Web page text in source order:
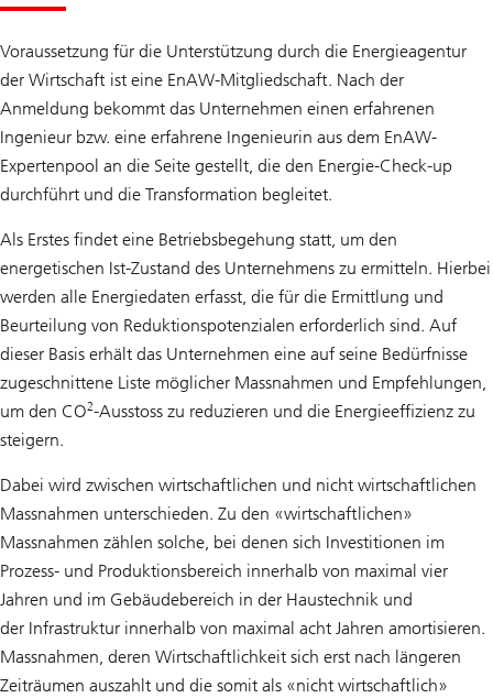
Voraussetzung für die Unterstützung durch die Energieagentur
der Wirtschaft ist eine EnAW-Mitgliedschaft. Nach der
Anmeldung bekommt das Unternehmen einen erfahrenen
Ingenieur bzw. eine erfahrene Ingenieurin aus dem EnAW-
Expertenpool an die Seite gestellt, die den Energie-Check-up
durchführt und die Transformation begleitet.
Als Erstes findet eine Betriebsbegehung statt, um den
energetischen Ist-Zustand des Unternehmens zu ermitteln. Hierbei
werden alle Energiedaten erfasst, die für die Ermittlung und
Beurteilung von Reduktionspotenzialen erforderlich sind. Auf
dieser Basis erhält das Unternehmen eine auf seine Bedürfnisse
zugeschnittene Liste möglicher Massnahmen und Empfehlungen,
um den CO2-Ausstoss zu reduzieren und die Energieeffizienz zu
steigern.
Dabei wird zwischen wirtschaftlichen und nicht wirtschaftlichen
Massnahmen unterschieden. Zu den «wirtschaftlichen»
Massnahmen zählen solche, bei denen sich Investitionen im
Prozess- und Produktionsbereich innerhalb von maximal vier
Jahren und im Gebäudebereich in der Haustechnik und
der Infrastruktur innerhalb von maximal acht Jahren amortisieren.
Massnahmen, deren Wirtschaftlichkeit sich erst nach längeren
Zeiträumen auszahlt und die somit als «nicht wirtschaftlich»